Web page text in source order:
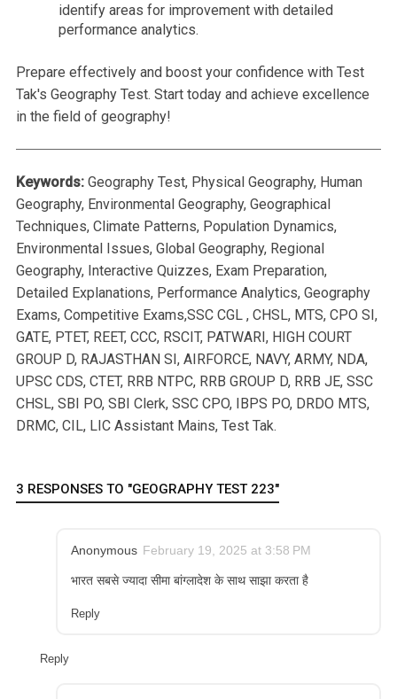
identify areas for improvement with detailed
performance analytics.
Prepare effectively and boost your confidence with Test
Tak's Geography Test. Start today and achieve excellence
in the field of geography!
Keywords: Geography Test, Physical Geography, Human
Geography, Environmental Geography, Geographical
Techniques, Climate Patterns, Population Dynamics,
Environmental Issues, Global Geography, Regional
Geography, Interactive Quizzes, Exam Preparation,
Detailed Explanations, Performance Analytics, Geography
Exams, Competitive Exams,SSC CGL , CHSL, MTS, CPO SI,
GATE, PTET, REET, CCC, RSCIT, PATWARI, HIGH COURT
GROUP D, RAJASTHAN SI, AIRFORCE, NAVY, ARMY, NDA,
UPSC CDS, CTET, RRB NTPC, RRB GROUP D, RRB JE, SSC
CHSL, SBI PO, SBI Clerk, SSC CPO, IBPS PO, DRDO MTS,
DRMC, CIL, LIC Assistant Mains, Test Tak.
3 RESPONSES TO "GEOGRAPHY TEST 223"
Anonymous February 19, 2025 at 3:58 PM
भारत सबसे ज्यादा सीमा बांग्लादेश के साथ साझा करता है
Reply
Reply